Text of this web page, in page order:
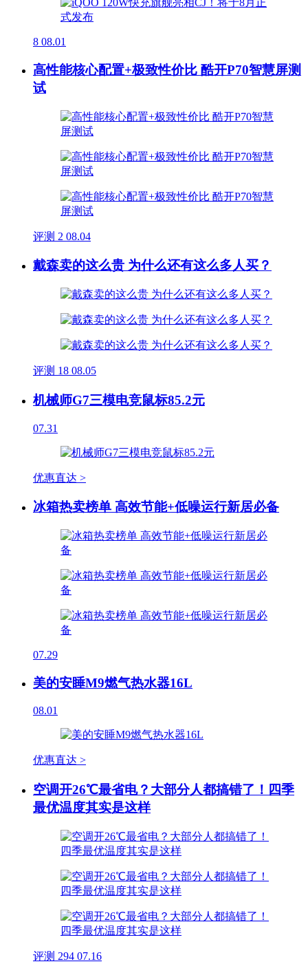
8 08.01
高性能核心配置+极致性价比 酷开P70智慧屏测
试
评测 2 08.04
戴森卖的这么贵 为什么还有这么多人买？
评测 18 08.05
机械师G7三模电竞鼠标85.2元
07.31
优惠直达 >
冰箱热卖榜单 高效节能+低噪运行新居必备
07.29
美的安睡M9燃气热水器16L
08.01
优惠直达 >
空调开26℃最省电？大部分人都搞错了！四季
最优温度其实是这样
评测 294 07.16